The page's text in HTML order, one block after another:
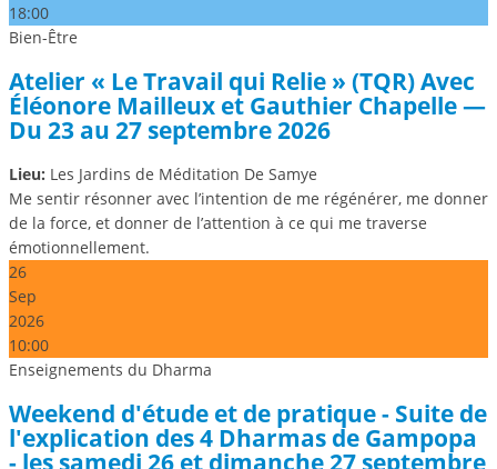
18:00
Bien-Être
Atelier « Le Travail qui Relie » (TQR) Avec
Éléonore Mailleux et Gauthier Chapelle —
Du 23 au 27 septembre 2026
Lieu: Les Jardins de Méditation De Samye
Me sentir résonner avec l’intention de me régénérer, me donner
de la force, et donner de l’attention à ce qui me traverse
émotionnellement.
26
Sep
2026
10:00
Enseignements du Dharma
Weekend d'étude et de pratique - Suite de
l'explication des 4 Dharmas de Gampopa
- les samedi 26 et dimanche 27 septembre